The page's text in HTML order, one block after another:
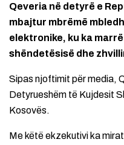
Qeveria në detyrë e
mbajtur mbrëmë
elektronike, ku ka
shëndetësisë dhe
Sipas njoftimit për media,
Detyrueshëm të Kujdesit
Kosovës.
Me këtë ekzekutivi ka